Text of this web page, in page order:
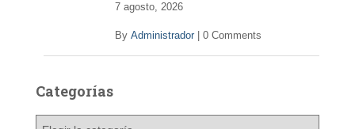
7 agosto, 2026
By Administrador 0 Comments
Categorías